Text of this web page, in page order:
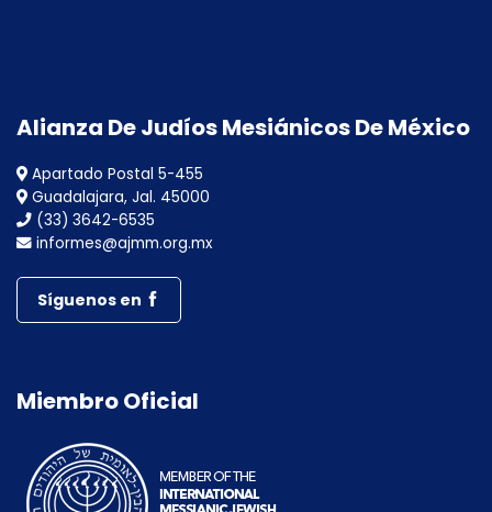
Alianza De Judíos Mesiánicos De México
Apartado Postal 5-455
Guadalajara, Jal. 45000
(33) 3642-6535
informes@ajmm.org.mx
Síguenos en
Miembro Oficial